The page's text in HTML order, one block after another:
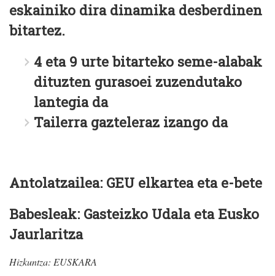
eskainiko dira dinamika desberdinen
bitartez.
4 eta 9 urte bitarteko seme-alabak
dituzten gurasoei zuzendutako
lantegia da
Tailerra gazteleraz izango da
Antolatzailea: GEU elkartea eta e-bete
Babesleak: Gasteizko Udala eta Eusko
Jaurlaritza
Hizkuntza: EUSKARA